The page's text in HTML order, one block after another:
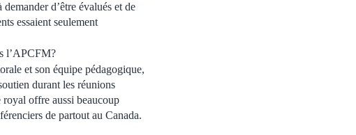
d’être évalués et de
essaient seulement
l’APCFM?
et son équipe pédagogique,
durant les réunions
offre aussi beaucoup
de partout au Canada.